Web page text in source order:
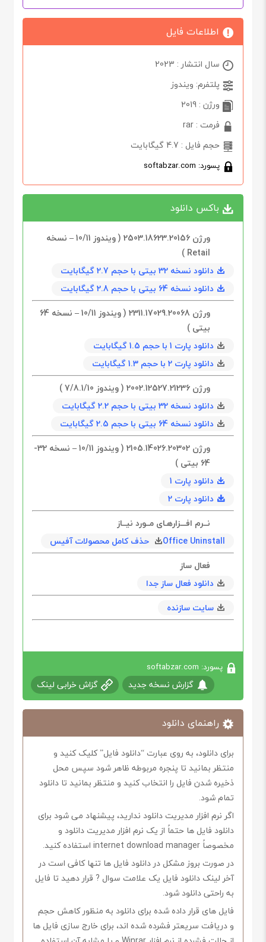
اطلاعات فایل
سال انتشار : 2023
پلتفرم: ویندوز
ورژن : 2019
فرمت : rar
حجم فایل : 4.7 گیگابایت
پسورد: softabzar.com
باکس دانلود
ورژن 2503.18623.20156 ( و‌یندوز 10/11 – نسخه
Retail )
دانلود نسخه 32 بیتی با حجم 2.7 گیگابایت
دانلود نسخه 64‌ بیتی با حجم 2.8 گیگابایت
بیتی )
دانلود پارت 1 با حجم 1.5 گیگابایت
دانلود پارت 2 با حجم 1.3 گیگابایت
ورژن 2002.12527.21236 ( و‌یندوز 7/8.1/10 )
دانلود نسخه 32 بیتی با حجم 2.2 گیگابایت
دانلود نسخه 64 بیتی با حجم 2.5 گیگابایت
ورژن 2105.14026.20302 ( و‌یندوز 10/11 – نسخه 32-
64‌ بیتی )
دانلود پارت 1
دانلود پارت 2
نــرم افـــزارهـای مــورد نیــاز
Office Uninstall حذف کامل محصولات آفیس
فعال ساز
دانلود فعال ساز جدا
سایت سازنده
پسورد: softabzar.com
گزارش نسخه جدید گزاش خرابی لینک
راهنمای دانلود
برای دانلود، به روی عبارت “دانلود فایل” کلیک کنید و
منتظر بمانید تا پنجره مربوطه ظاهر شود سپس محل
ذخیره شدن فایل را انتخاب کنید و منتظر بمانید تا دانلود
تمام شود.
اگر نرم افزار مدیریت دانلود ندارید، پیشنهاد می شود برای
دانلود فایل ها حتماً از یک نرم افزار مدیریت دانلود و
مخصوصاً internet download manager استفاده کنید.
در صورت بروز مشکل در دانلود فایل ها تنها کافی است در
آخر لینک دانلود فایل یک علامت سوال ? قرار دهید تا فایل
به راحتی دانلود شود.
فایل های قرار داده شده برای دانلود به منظور کاهش حجم
و دریافت سریعتر فشرده شده اند، برای خارج سازی فایل ها